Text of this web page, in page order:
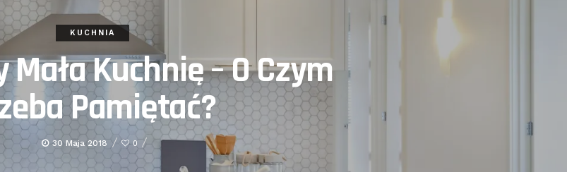
KUCHNIA
Kuchnię – O Czym
Pamiętać?
30 Maja 2018 0